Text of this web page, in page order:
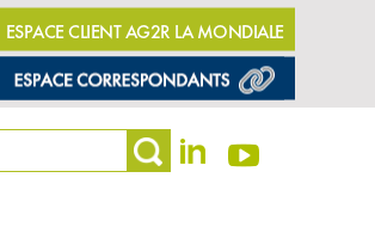
ESPACE CLIENT AG2R LA MONDIALE